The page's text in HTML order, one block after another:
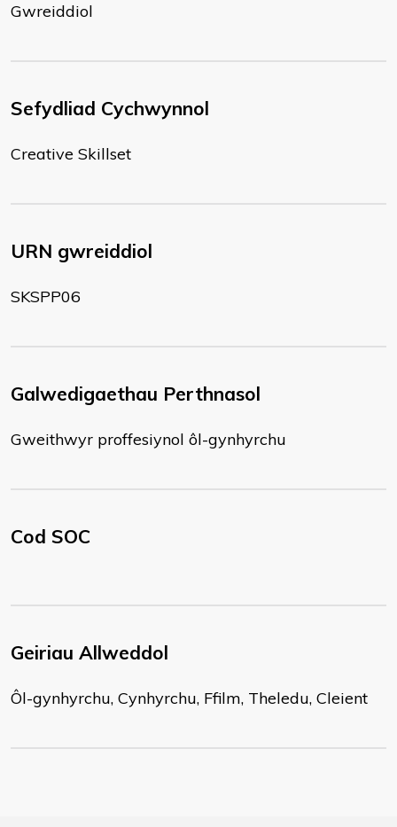
Gwreiddiol
Sefydliad Cychwynnol
Creative Skillset
URN gwreiddiol
SKSPP06
Galwedigaethau Perthnasol
Gweithwyr proffesiynol ôl-gynhyrchu
Cod SOC
Geiriau Allweddol
Ôl-gynhyrchu, Cynhyrchu, Ffilm, Theledu, Cleient